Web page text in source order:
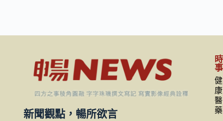
新聞觀點，暢所欲言
時
事
健
康
醫
藥